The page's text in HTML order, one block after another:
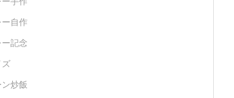
ー自作
ー記念
ズ
ン炒飯